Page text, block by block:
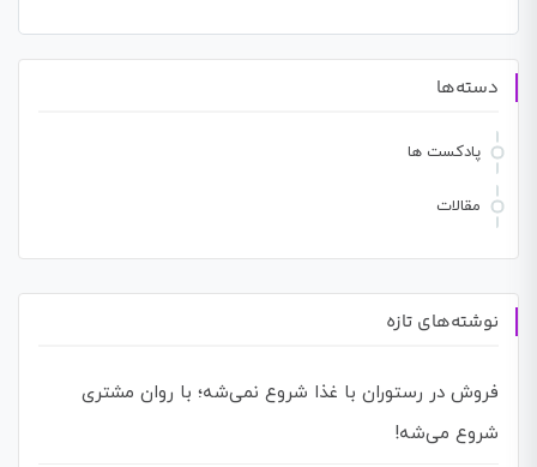
دسته‌ها
پادکست ها
مقالات
نوشته‌های تازه
فروش در رستوران با غذا شروع نمی‌شه؛ با روان مشتری
شروع می‌شه!